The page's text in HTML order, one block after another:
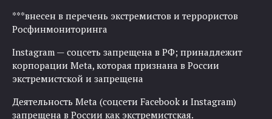
***внесен в перечень экстремистов и террористов
Росфинмониторинга
Instagram — соцсеть запрещена в РФ; принадлежит
корпорации Meta, которая признана в России
экстремистской и запрещена
Деятельность Meta (соцсети Facebook и Instagram)
запрещена в России как экстремистская.